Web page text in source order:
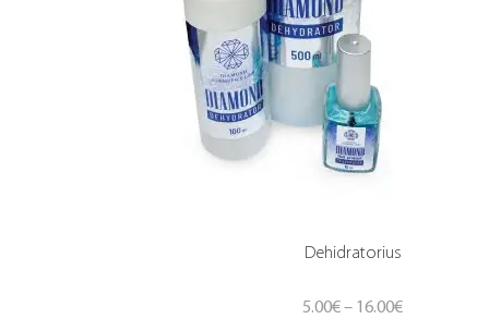
Dehidratorius
5.00€ – 16.00€Price